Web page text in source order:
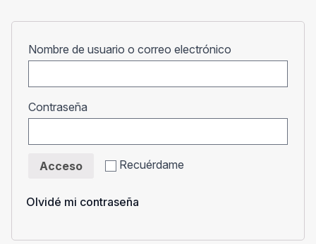
Nombre de usuario o correo electrónico
Contraseña
Recuérdame
Acceso
Olvidé mi contraseña